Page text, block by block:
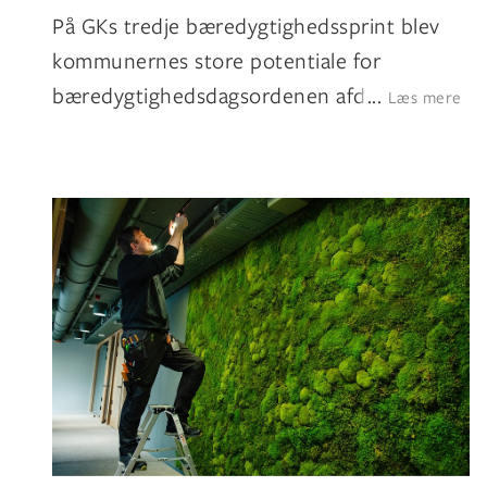
På GKs tredje bæredygtighedssprint blev
kommunernes store potentiale for
bæredygtighedsdagsordenen afdækket. De
... Læs mere